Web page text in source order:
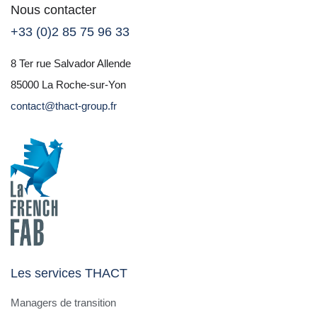
Nous contacter
+33 (0)2 85 75 96 33
8 Ter rue Salvador Allende
85000 La Roche-sur-Yon
contact@thact-group.fr
Les services THACT
Managers de transition